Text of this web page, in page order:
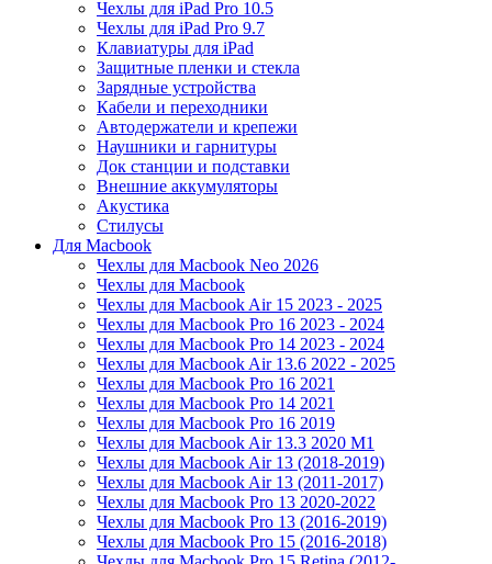
Чехлы для iPad Pro 10.5
Чехлы для iPad Pro 9.7
Клавиатуры для iPad
Защитные пленки и стекла
Зарядные устройства
Кабели и переходники
Автодержатели и крепежи
Наушники и гарнитуры
Док станции и подставки
Внешние аккумуляторы
Акустика
Стилусы
Для Macbook
Чехлы для Macbook Neo 2026
Чехлы для Macbook
Чехлы для Macbook Air 15 2023 - 2025
Чехлы для Macbook Pro 16 2023 - 2024
Чехлы для Macbook Pro 14 2023 - 2024
Чехлы для Macbook Air 13.6 2022 - 2025
Чехлы для Macbook Pro 16 2021
Чехлы для Macbook Pro 14 2021
Чехлы для Macbook Pro 16 2019
Чехлы для Macbook Air 13.3 2020 M1
Чехлы для Macbook Air 13 (2018-2019)
Чехлы для Macbook Air 13 (2011-2017)
Чехлы для Macbook Pro 13 2020-2022
Чехлы для Macbook Pro 13 (2016-2019)
Чехлы для Macbook Pro 15 (2016-2018)